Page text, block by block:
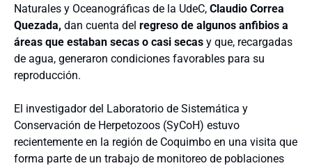
Naturales y Oceanográficas de la UdeC, Claudio Correa
Quezada, dan cuenta del regreso de algunos anfibios a
áreas que estaban secas o casi secas y que, recargadas
de agua, generaron condiciones favorables para su
reproducción.
El investigador del Laboratorio de Sistemática y
Conservación de Herpetozoos (SyCoH) estuvo
recientemente en la región de Coquimbo en una visita que
forma parte de un trabajo de monitoreo de poblaciones